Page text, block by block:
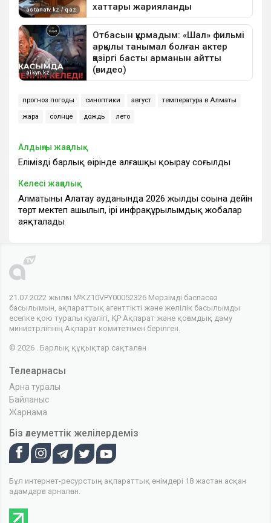
прогноз погоды синоптики август температура в Алматы
жара солнце дождь лето
Алдыңғы жаңалық
Еліміздің барлық өңірінде алғашқы қоңырау соғылды
Келесі жаңалық
Алматының Алатау ауданында 2026 жылдың соңына дейін
төрт мектеп ашылып, ірі инфрақұрылымдық жобалар
аяқталады
21.07.2022 жылғы №KZ10VPY00052326 Мерзімді баспасөз
басылымын, ақпараттық агенттікті және желілік басылымды
есепке қою туралы куәлігі, ҚР Ақпарат және қоғамдық даму
министрлігінің Ақпарат комитетімен берілген.
© 2026 . Барлық құқықтар сақталған
Телеарнасы
Арна туралы
Байланыс
Жарнама
Біз әлеуметтік желілердеміз
Бұл интернет-ресурстың ақпараттық өнімдері 18 жастан асқан
адамдарға арналған.